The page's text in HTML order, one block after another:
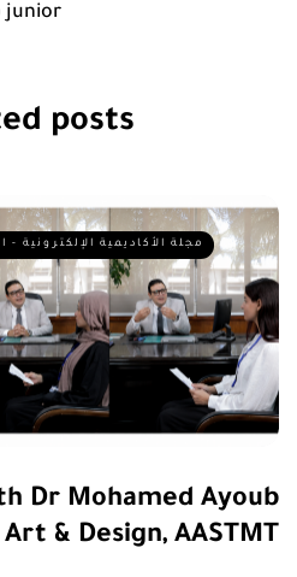
junior
posts
مجلة الأكاديمية الإلكترونية -
Dr Mohamed Ayoub
& Design, AASTMT